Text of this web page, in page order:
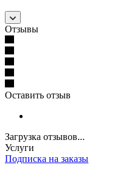
Отзывы
Оставить отзыв
Загрузка отзывов...
Услуги
Подписка на заказы